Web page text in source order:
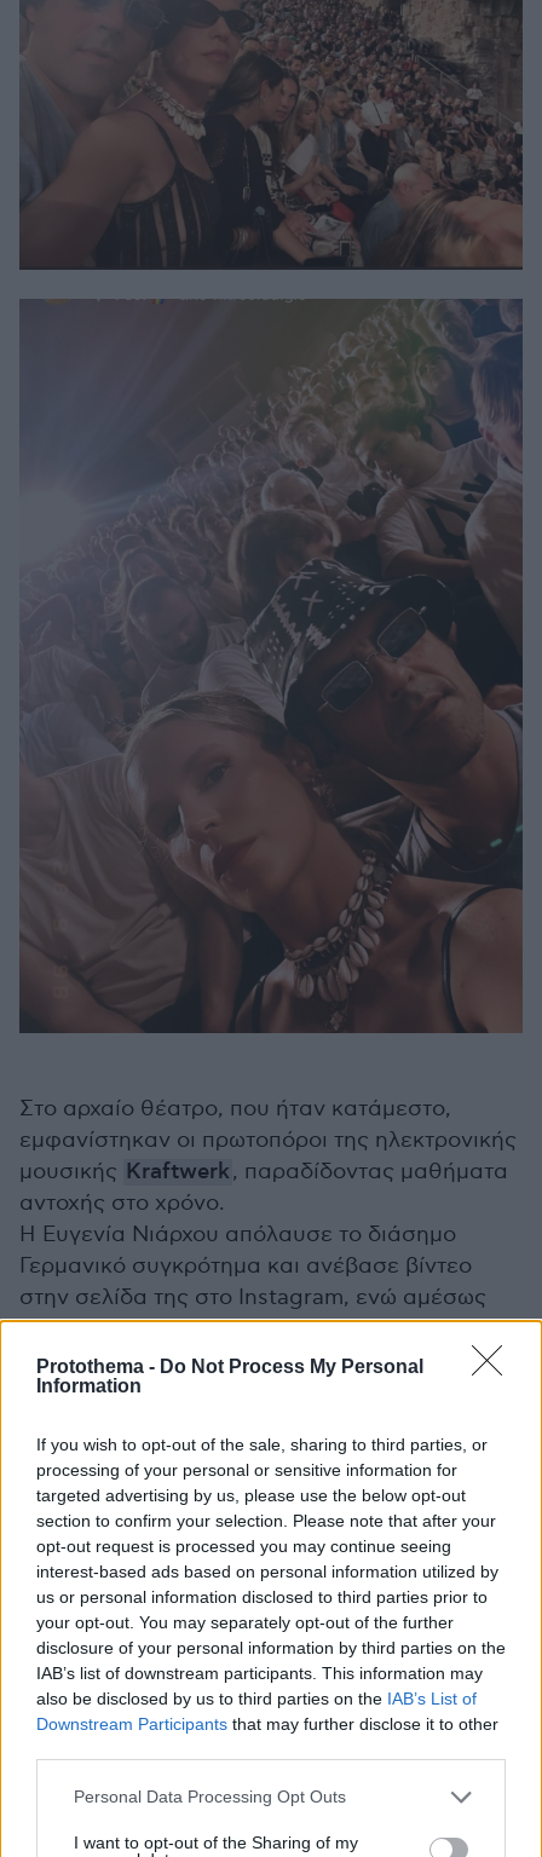
Protothema - Do Not Process My Personal
Information
If you wish to opt-out of the sale, sharing to third parties, or
processing of your personal or sensitive information for
targeted advertising by us, please use the below opt-out
section to confirm your selection. Please note that after your
opt-out request is processed you may continue seeing
interest-based ads based on personal information utilized by
us or personal information disclosed to third parties prior to
your opt-out. You may separately opt-out of the further
disclosure of your personal information by third parties on the
IAB’s list of downstream participants. This information may
also be disclosed by us to third parties on the IAB’s List of
Downstream Participants that may further disclose it to other
Please note that this website/app uses one or more Google
not limited to your visit or usage behaviour. You may click to
Personal Data Processing Opt Outs
I want to opt-out of the Sharing of my
Στο αρχαίο θέατρο, που ήταν κατάμεστο,
εμφανίστηκαν οι πρωτοπόροι της ηλεκτρονικής
μουσικής Kraftwerk, παραδίδοντας μαθήματα
αντοχής στο χρόνο.
Η Ευγενία Νιάρχου απόλαυσε το διάσημο
Γερμανικό συγκρότημα και ανέβασε βίντεο
στην σελίδα της στο Instagram, ενώ αμέσως
μετά το τέλος της συναυλίας, περίμενε
υπομονετικά να εξέλθει από το θέατρο
χαμογελώντας.
Δείτε βίντεο: Ευγενία Νιάρχου: Από το πάρτι
γενεθλίων στη Σπετσοπούλα, στο Ηρώδειο για
τους Kraftwerk